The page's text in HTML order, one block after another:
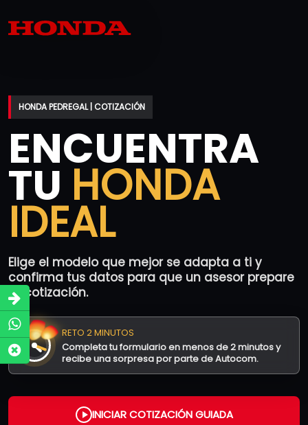
HONDA PEDREGAL | COTIZACIÓN
ENCUENTRA
TU HONDA
IDEAL
Elige el modelo que mejor se adapta a ti y
confirma tus datos para que un asesor prepare
tu cotización.
RETO 2 MINUTOS
Completa tu formulario en menos de 2 minutos y
recibe una sorpresa por parte de Autocom.
INICIAR COTIZACIÓN GUIADA